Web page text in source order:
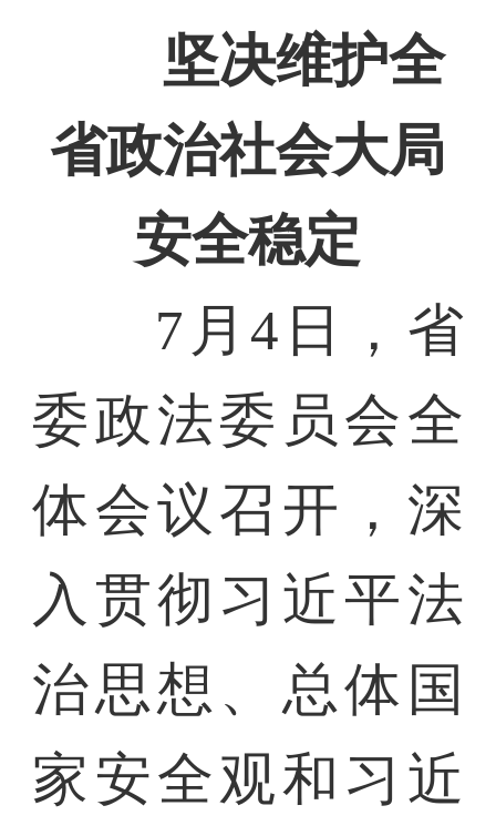
坚决维护全
省政治社会大局
安全稳定
7月4日，省
委政法委员会全
体会议召开，深
入贯彻习近平法
治思想、总体国
家安全观和习近